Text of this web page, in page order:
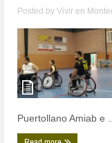
Posted byVivir en
Puertollano Amiab e